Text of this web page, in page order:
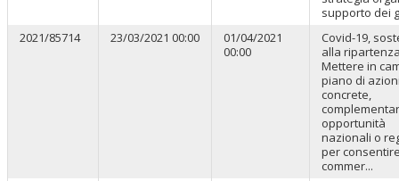
supporto dei
2021/85714
23/03/2021 00:00
01/04/2021
00:00
Covid-19,
alla
Mettere in
piano di
concrete,
opportunità
nazionali o
per
commer...